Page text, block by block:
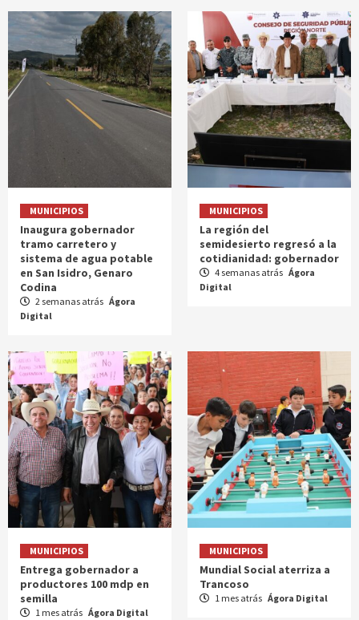
MUNICIPIOS
Inaugura gobernador
tramo carretero y
sistema de agua potable
en San Isidro, Genaro
Codina
2 semanas atrás Ágora
Digital
MUNICIPIOS
La región del
semidesierto regresó a la
cotidianidad: gobernador
4 semanas atrás Ágora
Digital
MUNICIPIOS
Entrega gobernador a
productores 100 mdp en
semilla
1 mes atrás Ágora Digital
MUNICIPIOS
Mundial Social aterriza a
Trancoso
1 mes atrás Ágora Digital